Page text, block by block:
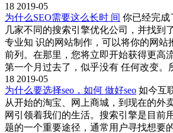
18 2019-05
为什么SEO需要这么长时 间 你已经完成
几家不同的搜索引擎优化公司，并找到
专业知 识的网站制作，可以将你的网站
前列。在那里，您将立即开始获得更高
第一个月过去了，似乎没有 任何改变。
18 2019-05
为什么要选择seo，如何 做好seo 如今互
从开始的淘宝、网上商城，到现在的外
网引领着我们的生活。搜索引擎是目前
题的一个重要途径，通常用户寻找想要